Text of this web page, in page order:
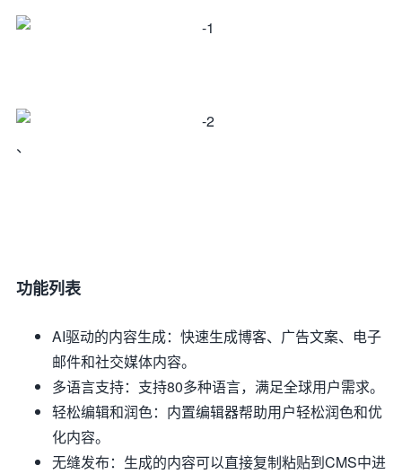
、
功能列表
AI驱动的内容生成：快速生成博客、广告文案、电子
邮件和社交媒体内容。
多语言支持：支持80多种语言，满足全球用户需求。
轻松编辑和润色：内置编辑器帮助用户轻松润色和优
化内容。
无缝发布：生成的内容可以直接复制粘贴到CMS中进